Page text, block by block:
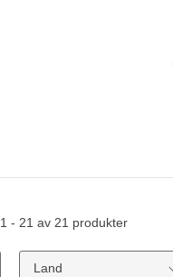
1 - 21 av 21 produkter
Land